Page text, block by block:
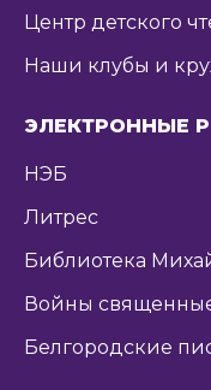
Центр детского
Наши клубы и
ЭЛЕКТРОННЫЕ
НЭБ
Литрес
Библиотека
Войны
Белгородские